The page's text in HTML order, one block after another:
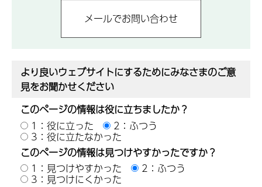
より良いウェブサイトにするためにみなさまのご意
見をお聞かせください
このページの情報は役に立ちましたか？
1：役に立った
2：ふつう
3：役に立たなかった
このページの情報は見つけやすかったですか？
1：見つけやすかった
2：ふつう
3：見つけにくかった